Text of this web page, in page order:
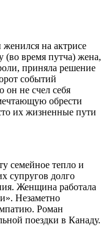
на актрисе
(во время путча) жена,
приняла решение
событий
он не счел себя
обрести
их жизненные пути
семейное тепло и
супругов долго
Женщина работала
Незаметно
Роман
поездки в Канаду.